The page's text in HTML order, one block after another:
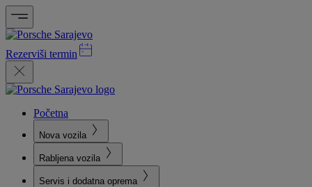
Rezerviši termin
Početna
Nova vozila
Rabljena vozila
Servis i dodatna oprema